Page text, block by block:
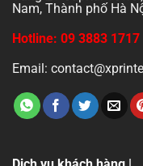
Nam, Thành phố Hà
Hotline: 09 3883 1717
Email: